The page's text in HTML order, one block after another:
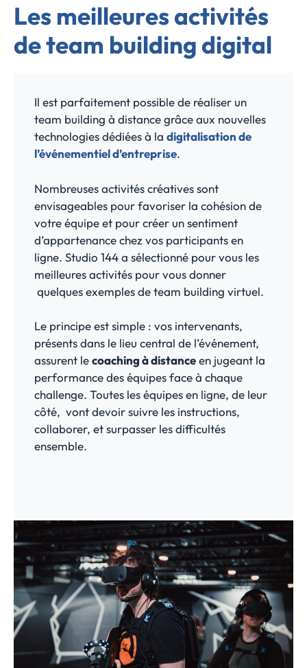
Les meilleures activités
de team building digital
Il est parfaitement possible de réaliser un
team building à distance grâce aux nouvelles
technologies dédiées à la digitalisation de
l’événementiel d’entreprise.
Nombreuses activités créatives sont
envisageables pour favoriser la cohésion de
votre équipe et pour créer un sentiment
d’appartenance chez vos participants en
ligne. Studio 144 a sélectionné pour vous les
meilleures activités pour vous donner
quelques exemples de team building virtuel.
Le principe est simple : vos intervenants,
présents dans le lieu central de l’événement,
assurent lecoaching à distanceen jugeant la
performance des équipes face à chaque
challenge. Toutes les équipes en ligne, de leur
côté, vont devoir suivre les instructions,
collaborer, et surpasser les difficultés
ensemble.